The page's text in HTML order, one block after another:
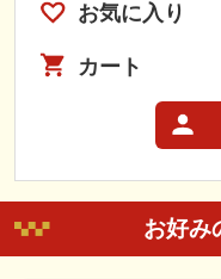
お気に入り
カート
お好み